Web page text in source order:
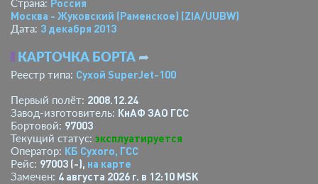
Москва - Жуковский (Раменское) (ZIA/UUBW)
Дата: 3 декабря 2013
КАРТОЧКА БОРТА ➦
Реестр типа: Сухой SuperJet-100
Первый полёт: 2008.12.24
Завод-изготовитель: КнАФ ЗАО ГСС
Бортовой: 97003
Текущий статус: эксплуатируется
Оператор: КБ Сухого, ГСС
Рейс: 97003 (-), на карте
Замечен: 4 августа 2026 г. в 12:10 MSK